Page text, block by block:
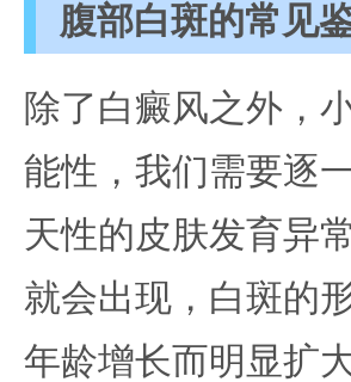
腹部白斑的常见
除了白癜风之外，
能性，我们需要逐
天性的皮肤发育异
就会出现，白斑的
年龄增长而明显扩